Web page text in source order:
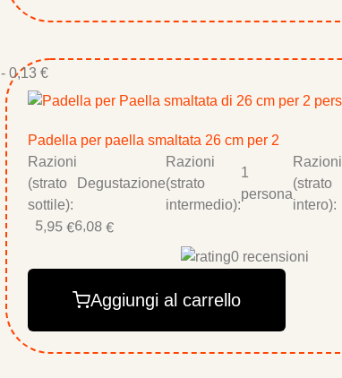
- 0,13 €
Padella per paella smaltata 26 cm per 2
Razioni
(strato
sottile):
Degustazione
Razioni
(strato
intermedio):
1
persona
Razioni
(strato
intero):
5,95 €6,08 €
0 recensioni
Aggiungi al carrello